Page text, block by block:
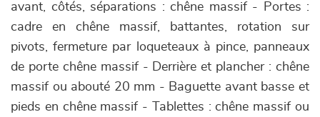
avant, côtés, séparations : chêne massif - Portes :
cadre en chêne massif, battantes, rotation sur
pivots, fermeture par loqueteaux à pince, panneaux
de porte chêne massif - Derrière et plancher : chêne
massif ou abouté 20 mm - Baguette avant basse et
pieds en chêne massif - Tablettes : chêne massif ou